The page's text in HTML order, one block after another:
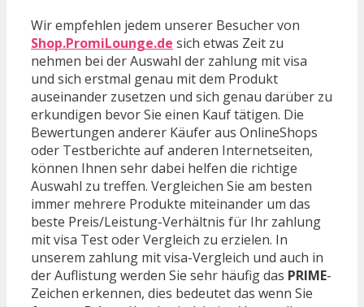
Wir empfehlen jedem unserer Besucher von
Shop.PromiLounge.de sich etwas Zeit zu
nehmen bei der Auswahl der zahlung mit visa
und sich erstmal genau mit dem Produkt
auseinander zusetzen und sich genau darüber zu
erkundigen bevor Sie einen Kauf tätigen. Die
Bewertungen anderer Käufer aus OnlineShops
oder Testberichte auf anderen Internetseiten,
können Ihnen sehr dabei helfen die richtige
Auswahl zu treffen. Vergleichen Sie am besten
immer mehrere Produkte miteinander um das
beste Preis/Leistung-Verhältnis für Ihr zahlung
mit visa Test oder Vergleich zu erzielen. In
unserem zahlung mit visa-Vergleich und auch in
der Auflistung werden Sie sehr häufig das PRIME-
Zeichen erkennen, dies bedeutet das wenn Sie